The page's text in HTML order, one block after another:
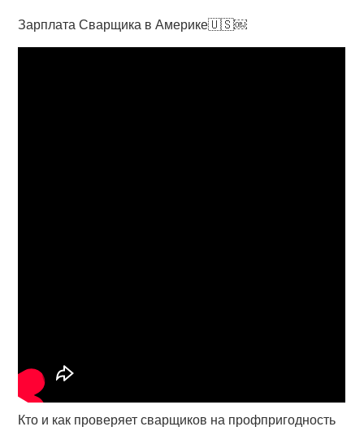
Зарплата Сварщика в Америке🇺🇸￼
Кто и как проверяет сварщиков на профпригодность